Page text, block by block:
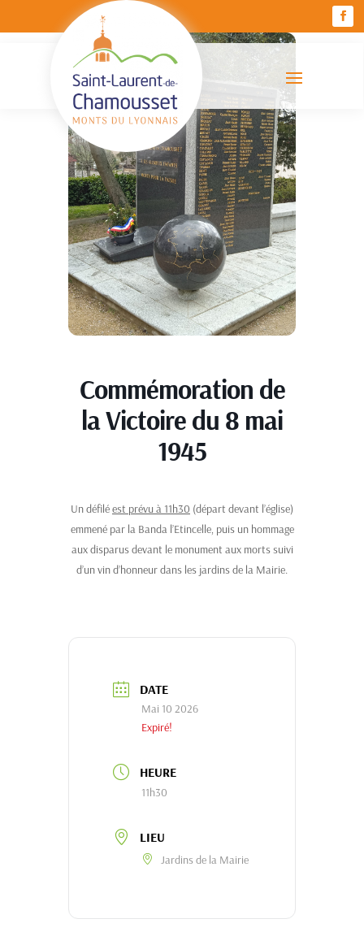
Commémoration de
la Victoire du 8 mai
1945
Un défiléest prévu à 11h30 (départ devant l’église)
emmené par la Banda l’Etincelle, puis un hommage
aux disparus devant le monument aux morts suivi
d’un vin d’honneur dans les jardins de la Mairie.
DATE
Mai 10 2026
Expiré!
HEURE
11h30
LIEU
Jardins de la Mairie